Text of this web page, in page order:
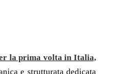
la prima volta in Italia,
e strutturata dedicata